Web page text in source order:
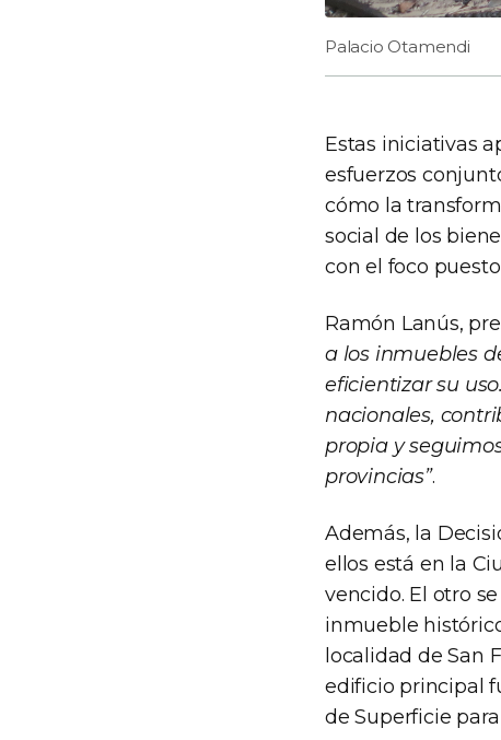
Palacio Otamendi
Estas iniciativas
esfuerzos
cómo la
social de los
con el foco
Ramón Lanús,
a los inmuebles
eficientizar su
nacionales,
propia y
provincias”.
Además, la
ellos está en la
vencido. El otro
inmueble
localidad de San
edificio principal
de Superficie